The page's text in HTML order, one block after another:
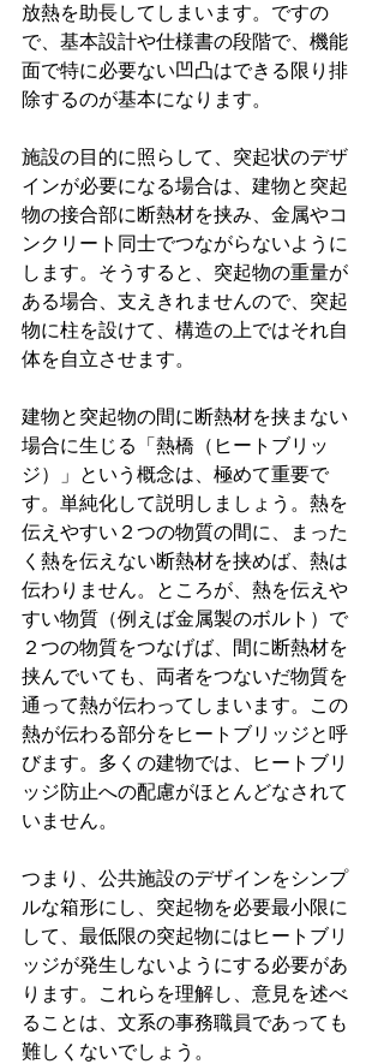
放熱を助長してしまいます。ですの
で、基本設計や仕様書の段階で、機能
面で特に必要ない凹凸はできる限り排
除するのが基本になります。
施設の目的に照らして、突起状のデザ
インが必要になる場合は、建物と突起
物の接合部に断熱材を挟み、金属やコ
ンクリート同士でつながらないように
します。そうすると、突起物の重量が
ある場合、支えきれませんので、突起
物に柱を設けて、構造の上ではそれ自
体を自立させます。
建物と突起物の間に断熱材を挟まない
場合に生じる「熱橋（ヒートブリッ
ジ）」という概念は、極めて重要で
す。単純化して説明しましょう。熱を
伝えやすい２つの物質の間に、まった
く熱を伝えない断熱材を挟めば、熱は
伝わりません。ところが、熱を伝えや
すい物質（例えば金属製のボルト）で
２つの物質をつなげば、間に断熱材を
挟んでいても、両者をつないだ物質を
通って熱が伝わってしまいます。この
熱が伝わる部分をヒートブリッジと呼
びます。多くの建物では、ヒートブリ
ッジ防止への配慮がほとんどなされて
いません。
つまり、公共施設のデザインをシンプ
ルな箱形にし、突起物を必要最小限に
して、最低限の突起物にはヒートブリ
ッジが発生しないようにする必要があ
ります。これらを理解し、意見を述べ
ることは、文系の事務職員であっても
難しくないでしょう。